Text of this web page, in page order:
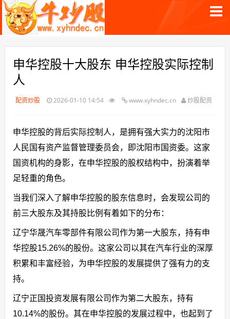
申华控股十大股东 申华控股实际控制
人
配资炒股 2026-01-10 14:54 www.xyhndec.cn 炒股配资
申华控股的背后实际控制人，是拥有强大实力的沈阳市
人民国有资产监督管理委员会，即沈阳市国资委。这家
国资机构的身影，在申华控股的股权结构中，扮演着举
足轻重的角色。
当我们深入了解申华控股的股东信息时，会发现公司的
前三大股东及其持股比例有着如下的分布：
辽宁华晟汽车零部件有限公司作为第一大股东，持有申
华控股15.26%的股份。这家公司以其在汽车行业的深厚
积累和丰富经验，为申华控股的发展提供了强有力的支
持。
辽宁正国投资发展有限公司作为第二大股东，持有
10.14%的股份。其在申华控股的发展过程中，也起到了